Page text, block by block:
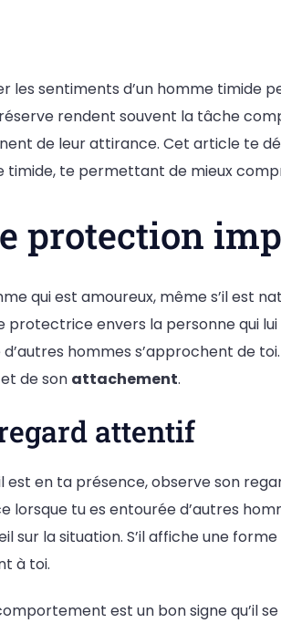
les sentiments d’un homme timide
rendent souvent la tâche
de leur attirance. Cet article te
timide, te permettant de mieux
protection
qui est amoureux, même s’il est
protectrice envers la personne qui
d’autres hommes s’approchent de
de son attachement.
attentif
est en ta présence, observe son
lorsque tu es entourée d’autres
sur la situation. S’il affiche une
à toi.
est un bon signe qu’il